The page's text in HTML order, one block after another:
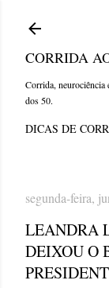
CORRIDA
Corrida, neurociência
dos 50.
DICAS DE
segunda-feira,
LEANDRA
DEIXOU O